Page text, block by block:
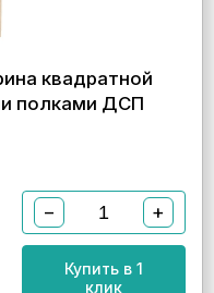
квадратной
полками ДСП
− +
Купить в 1
клик